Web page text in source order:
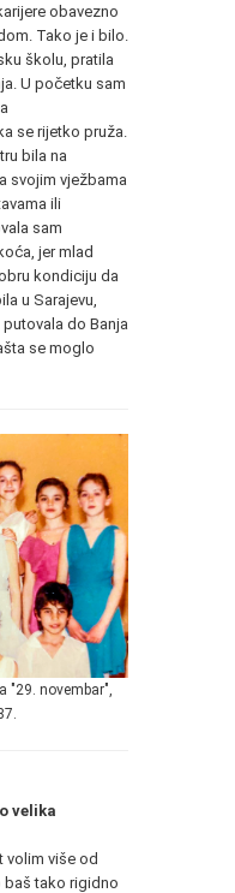
obavezno
Tako je i bilo.
školu, pratila
U početku sam
se rijetko pruža.
bila na
svojim vježbama
ili
sam
jer mlad
kondiciju da
u Sarajevu,
do Banja
se moglo
"29. novembar",
velika
volim više od
baš tako rigidno